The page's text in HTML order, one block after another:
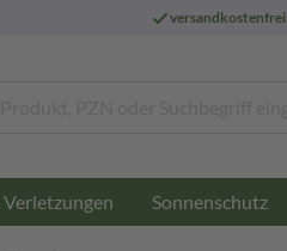
versandkostenfrei
Verletzungen Sonnenschutz